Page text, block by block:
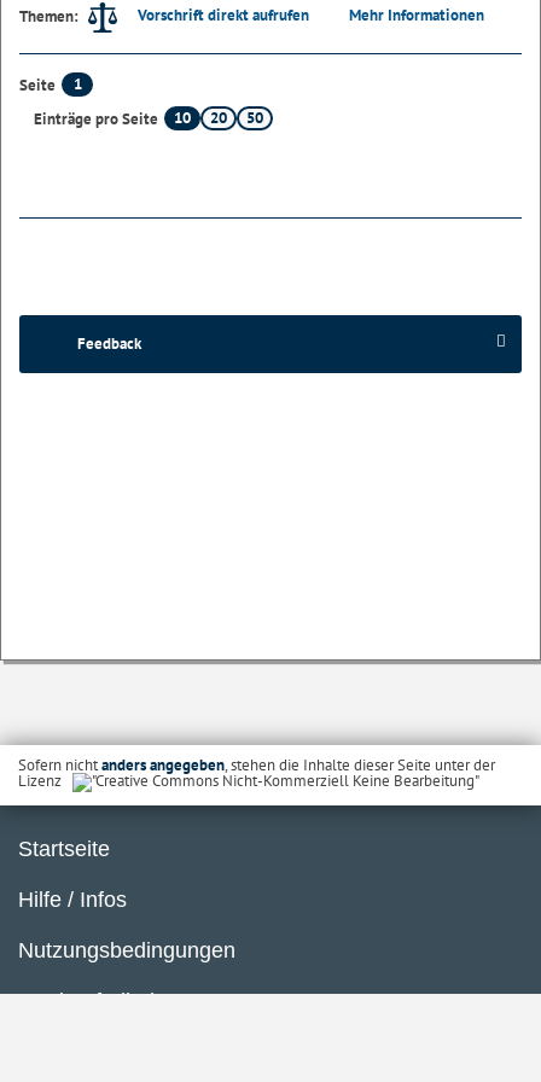
Themen:
Vorschrift direkt aufrufen Mehr Informationen
Seite
1
Einträge pro Seite
10 20 50
Feedback
Sofern nichtanders angegeben, stehen die Inhalte dieser Seite unter der
Lizenz
Startseite
Hilfe / Infos
Nutzungsbedingungen
Barrierefreiheit